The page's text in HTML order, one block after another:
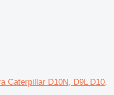
Caterpillar D10N, D9L D10,